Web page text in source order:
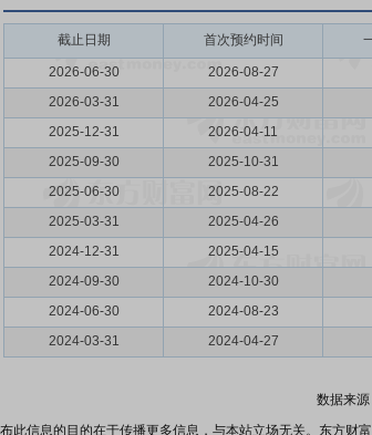
截止日期 首次预约时间
2026-06-30 2026-08-27
2026-03-31
2026-04-25
2025-12-31
2026-04-11
2025-09-30
2025-10-31
2025-06-30
2025-08-22
2025-03-31
2025-04-26
2024-12-31
2025-04-15
2024-09-30
2024-10-30
2024-06-30
2024-08-23
2024-03-31
2024-04-27
数据来源
此信息的目的在于传播更多信息，与本站立场无关。东方